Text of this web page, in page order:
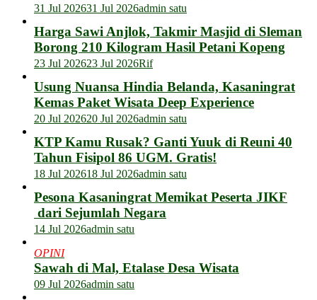
31 Jul 202631 Jul 2026admin satu
Harga Sawi Anjlok, Takmir Masjid di Sleman
Borong 210 Kilogram Hasil Petani Kopeng
23 Jul 202623 Jul 2026Rif
Usung Nuansa Hindia Belanda, Kasaningrat
Kemas Paket Wisata Deep Experience
20 Jul 202620 Jul 2026admin satu
KTP Kamu Rusak? Ganti Yuuk di Reuni 40
Tahun Fisipol 86 UGM. Gratis!
18 Jul 202618 Jul 2026admin satu
Pesona Kasaningrat Memikat Peserta JIKF
dari Sejumlah Negara
14 Jul 2026admin satu
OPINI
Sawah di Mal, Etalase Desa Wisata
09 Jul 2026admin satu